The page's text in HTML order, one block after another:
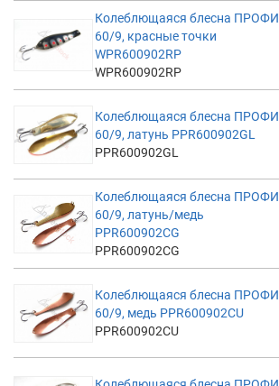
Колеблющаяся блесна ПРОФИ
60/9, красные точки
WPR600902RP
WPR600902RP
Колеблющаяся блесна ПРОФИ
60/9, латунь PPR600902GL
PPR600902GL
Колеблющаяся блесна ПРОФИ
60/9, латунь/медь
PPR600902CG
PPR600902CG
Колеблющаяся блесна ПРОФИ
60/9, медь PPR600902CU
PPR600902CU